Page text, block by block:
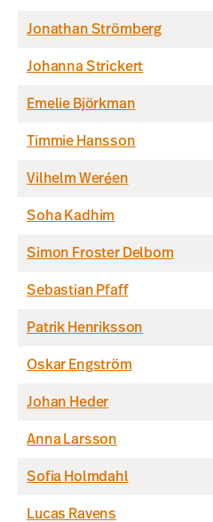
Jonathan Strömberg
Johanna Strickert
Emelie Björkman
Timmie Hansson
Vilhelm Weréen
Soha Kadhim
Simon Froster Delbom
Sebastian Pfaff
Patrik Henriksson
Oskar Engström
Johan Heder
Anna Larsson
Sofia Holmdahl
Lucas Ravens